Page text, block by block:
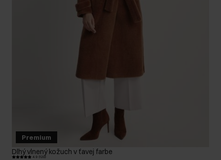
Premium
Dlhý vlnený kožuch v ťavej farbe
4.9 (120)